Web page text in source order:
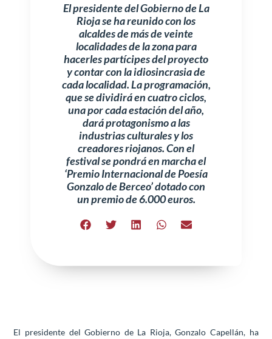
El presidente del Gobierno de La
Rioja se ha reunido con los
alcaldes de más de veinte
localidades de la zona para
hacerles partícipes del proyecto
y contar con la idiosincrasia de
cada localidad. La programación,
que se dividirá en cuatro ciclos,
una por cada estación del año,
dará protagonismo a las
industrias culturales y los
creadores riojanos. Con el
festival se pondrá en marcha el
‘Premio Internacional de Poesía
Gonzalo de Berceo’ dotado con
un premio de 6.000 euros.
El presidente del Gobierno de La Rioja, Gonzalo Capellán, ha